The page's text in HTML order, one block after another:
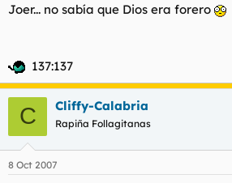
Joer... no sabía que Dios era forero
137:137
C Cliffy-Calabria
Rapiña Follagitanas
8 Oct 2007